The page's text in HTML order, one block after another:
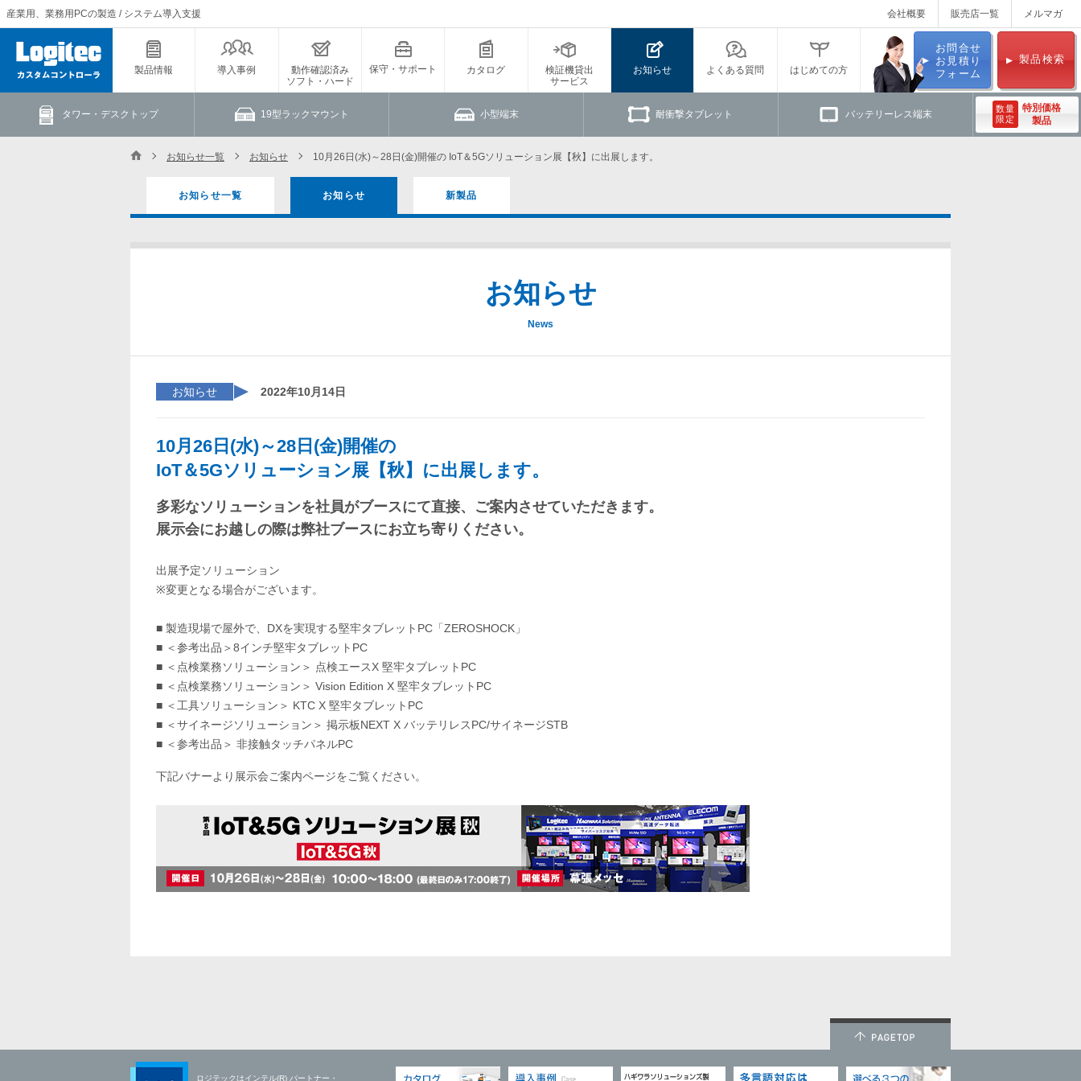
産業用、業務用PCの製造 / システム導入支援 会社概要 販売店一覧 メルマガ
製品情報 導入事例
動作確認済み
ソフト・ハード
保守・サポート カタログ
検証機貸出
サービス
お知らせ よくある質問 はじめての方
お問合せ
お見積り
フォーム
製品検索
タワー・デスクトップ 19型ラックマウント 小型端末 耐衝撃タブレット バッテリーレス端末
数量
限定
特別価格
製品
お知らせ一覧 お知らせ 10月26日(水)～28日(金)開催の IoT＆5Gソリューション展【秋】に出展します。
お知らせ一覧 お知らせ 新製品
お知らせ
News
お知らせ 2022年10月14日
10月26日(水)～28日(金)開催の
IoT＆5Gソリューション展【秋】に出展します。
多彩なソリューションを社員がブースにて直接、ご案内させていただきます。
展示会にお越しの際は弊社ブースにお立ち寄りください。
出展予定ソリューション
※変更となる場合がございます。
■ 製造現場で屋外で、DXを実現する堅牢タブレットPC「ZEROSHOCK」
■ ＜参考出品＞8インチ堅牢タブレットPC
■ ＜点検業務ソリューション＞ 点検エースX 堅牢タブレットPC
■ ＜点検業務ソリューション＞ Vision Edition X 堅牢タブレットPC
■ ＜工具ソリューション＞ KTC X 堅牢タブレットPC
■ ＜サイネージソリューション＞ 掲示板NEXT X バッテリレスPC/サイネージSTB
■ ＜参考出品＞ 非接触タッチパネルPC
下記バナーより展示会ご案内ページをご覧ください。
ロジテックはインテル(R) パートナー・